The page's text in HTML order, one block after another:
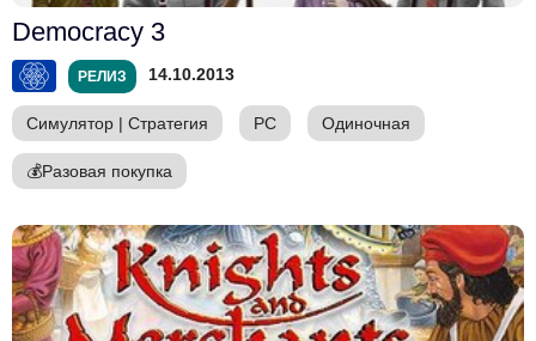
Democracy 3
РЕЛИЗ 14.10.2013
Симулятор | Стратегия PC Одиночная
💰Разовая покупка